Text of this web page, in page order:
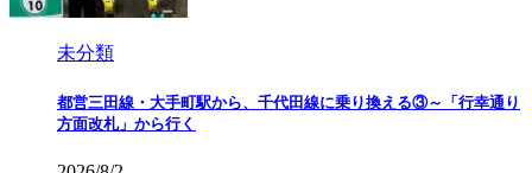
未分類
都営三田線・大手町駅から、千代田線に乗り換える③～「行幸通り
方面改札」から行く